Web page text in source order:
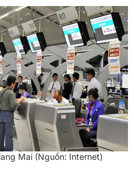
Mai (Nguồn: Internet)